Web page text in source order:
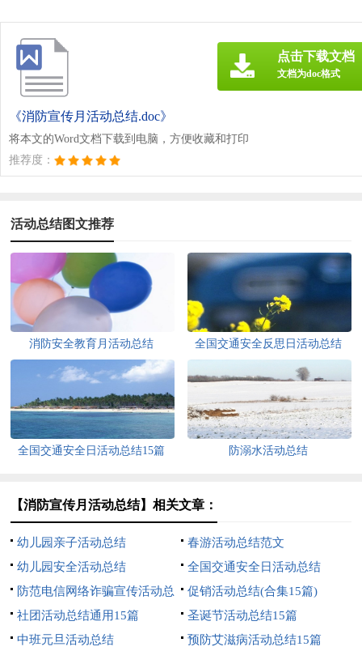
《消防宣传月活动总结.doc》
将本文的Word文档下载到电脑，方便收藏和打印
推荐度：
点击下载文档
文档为doc格式
活动总结图文推荐
消防安全教育月活动总结 全国交通安全反思日活动总结
全国交通安全日活动总结15篇 防溺水活动总结
【消防宣传月活动总结】相关文章：
幼儿园亲子活动总结
春游活动总结范文
幼儿园安全活动总结
全国交通安全日活动总结
防范电信网络诈骗宣传活动总
结
促销活动总结(合集15篇)
社团活动总结通用15篇
圣诞节活动总结15篇
中班元旦活动总结
预防艾滋病活动总结15篇